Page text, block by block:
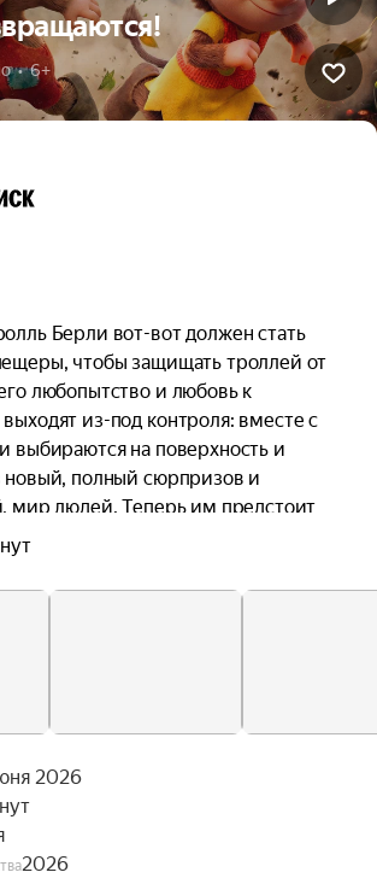
•  6+
Берли вот-вот должен стать
чтобы защищать троллей от
любопытство и любовь к
из-под контроля: вместе с
выбираются на поверхность и
новый, полный сюрпризов и
мир людей. Теперь им предстоит
— найти дорогу домой.
2026
2026